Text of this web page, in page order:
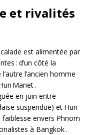
et rivalités
est alimentée par
: d’un côté la
l’ancien homme
Manet .
en juin entre
suspendue) et Hun
envers Phnom
à Bangkok .